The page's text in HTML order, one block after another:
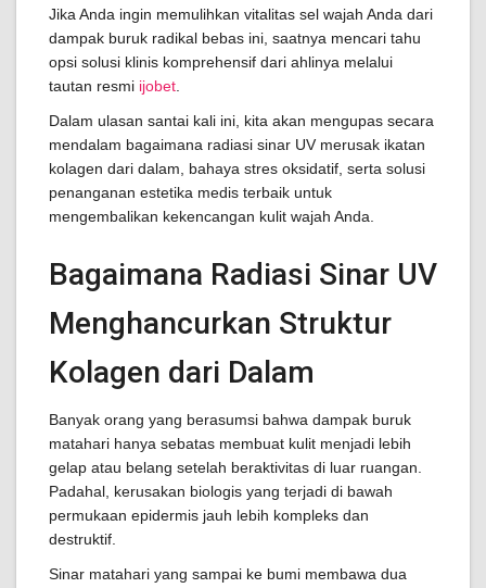
Jika Anda ingin memulihkan vitalitas sel wajah Anda dari
dampak buruk radikal bebas ini, saatnya mencari tahu
opsi solusi klinis komprehensif dari ahlinya melalui
tautan resmi ijobet
Dalam ulasan santai kali ini, kita akan mengupas secara
mendalam bagaimana radiasi sinar UV merusak ikatan
kolagen dari dalam, bahaya stres oksidatif, serta solusi
penanganan estetika medis terbaik untuk
mengembalikan kekencangan kulit wajah Anda.
Bagaimana Radiasi Sinar UV
Menghancurkan Struktur
Kolagen dari Dalam
Banyak orang yang berasumsi bahwa dampak buruk
matahari hanya sebatas membuat kulit menjadi lebih
gelap atau belang setelah beraktivitas di luar ruangan.
Padahal, kerusakan biologis yang terjadi di bawah
permukaan epidermis jauh lebih kompleks dan
destruktif.
Sinar matahari yang sampai ke bumi membawa dua